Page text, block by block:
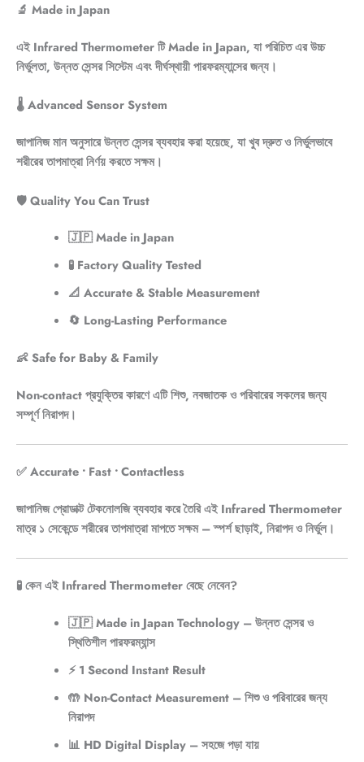
🔬 Made in Japan
এই Infrared Thermometer টিMade in Japan, যা পরিচিত এরউচ্চ
নির্ভুলতা, উন্নত সেন্সর সিস্টেম এবং দীর্ঘস্থায়ী পারফরম্যান্সের জন্য ।
🌡️ Advanced Sensor System
জাপানিজ মান অনুসারে উন্নত সেন্সর ব্যবহার করা হয়েছে, যা খুব দ্রুত ও নির্ভুলভাবে
শরীরের তাপমাত্রা নির্ণয় করতে সক্ষম।
🛡️ Quality You Can Trust
🇯🇵Made in Japan
🧪 Factory Quality Tested
📐 Accurate & Stable Measurement
🔄 Long-Lasting Performance
👶 Safe for Baby & Family
Non-contact প্রযুক্তির কারণে এটি শিশু, নবজাতক ও পরিবারের সকলের জন্য
সম্পূর্ণ নিরাপদ।
✅ Accurate • Fast • Contactless
জাপানিজ প্রোডাক্ট টেকনোলজি ব্যবহার করে তৈরি এইInfrared Thermometer
মাত্র১ সেকেন্ডেশরীরের তাপমাত্রা মাপতে সক্ষম – স্পর্শ ছাড়াই, নিরাপদ ও নির্ভুল।
🧪 কেন এই Infrared Thermometer বেছে নেবেন?
🇯🇵Made in Japan Technology– উন্নত সেন্সর ও
স্থিতিশীল পারফরম্যান্স
⚡1 Second Instant Result
🤲 Non-Contact Measurement– শিশু ও পরিবারের জন্য
নিরাপদ
📊 HD Digital Display– সহজে পড়া যায়